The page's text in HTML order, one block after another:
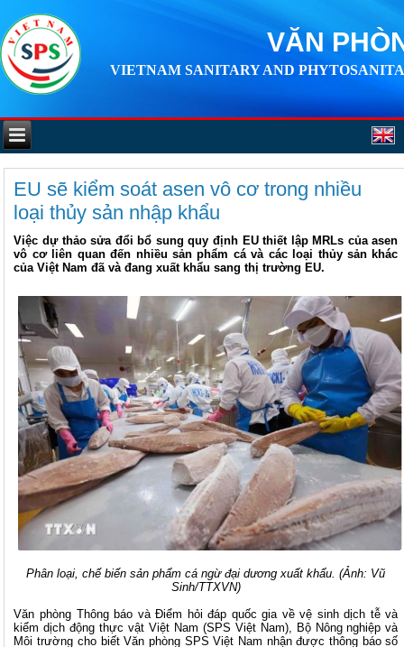
VĂN
VIETNAM SANITARY AND
EU sẽ kiểm soát asen vô cơ trong nhiều
loại thủy sản nhập khẩu
Việc dự thảo sửa đổi bổ sung quy định EU thiết lập MRLs của asen
vô cơ liên quan đến nhiều sản phẩm cá và các loại thủy sản khác
của Việt Nam đã và đang xuất khẩu sang thị trường EU.
Phân loại, chế biến sản phẩm cá ngừ đại dương xuất khẩu. (Ảnh: Vũ
Sinh/TTXVN)
Văn phòng Thông báo và Điểm hỏi đáp quốc gia về vệ sinh dịch tễ và
kiểm dịch động thực vật Việt Nam (SPS Việt Nam), Bộ Nông nghiệp và
Môi trường cho biết Văn phòng SPS Việt Nam nhận được thông báo số